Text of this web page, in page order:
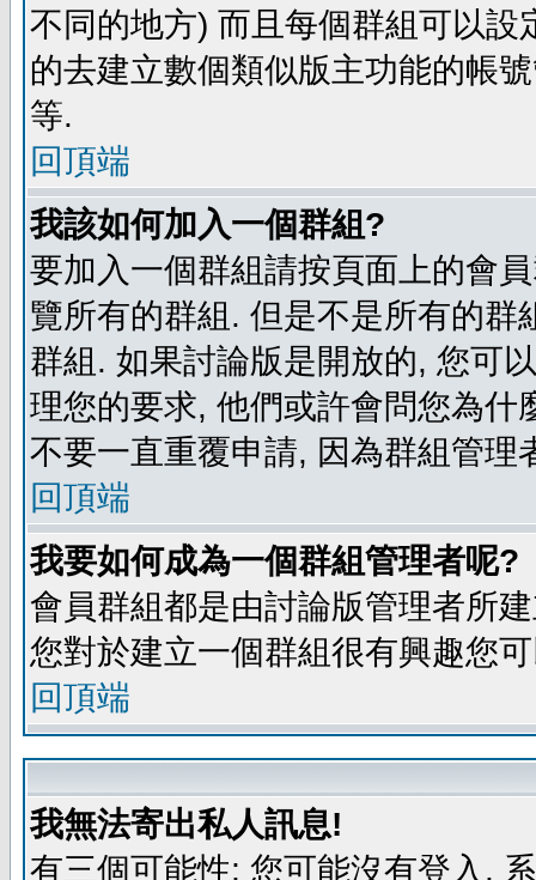
不同的地方) 而且每個群組可以
的去建立數個類似版主功能的帳
等.
回頂端
我該如何加入一個群組?
要加入一個群組請按頁面上的會
覽所有的群組. 但是不是所有的
群組. 如果討論版是開放的, 您可
理您的要求, 他們或許會問您為
不要一直重覆申請, 因為群組管理
回頂端
我要如何成為一個群組管理者呢?
會員群組都是由討論版管理者所
您對於建立一個群組很有興趣您
回頂端
我無法寄出私人訊息!
有三個可能性; 您可能沒有登入,